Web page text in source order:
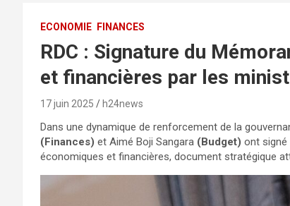
ECONOMIE FINANCES
RDC : Signature du
et financières par les
17 juin 2025 h24news
Dans une dynamique de renforcement de la
(Finances) et Aimé Boji Sangara (Budget) ont signé
économiques et financières, document stratégique